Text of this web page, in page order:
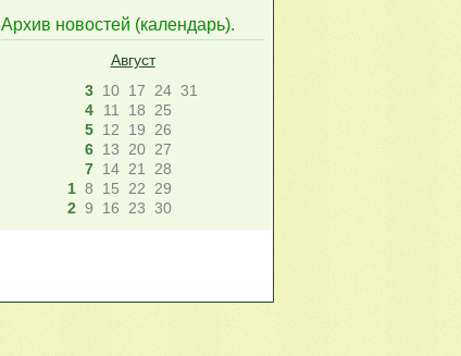
Архив новостей (календарь).
Август
3 10 17 24 31
4
11 18
25
5 12 19
26
6 13 20 27
7 14 21
28
1 8 15 22
29
2 9 16 23 30